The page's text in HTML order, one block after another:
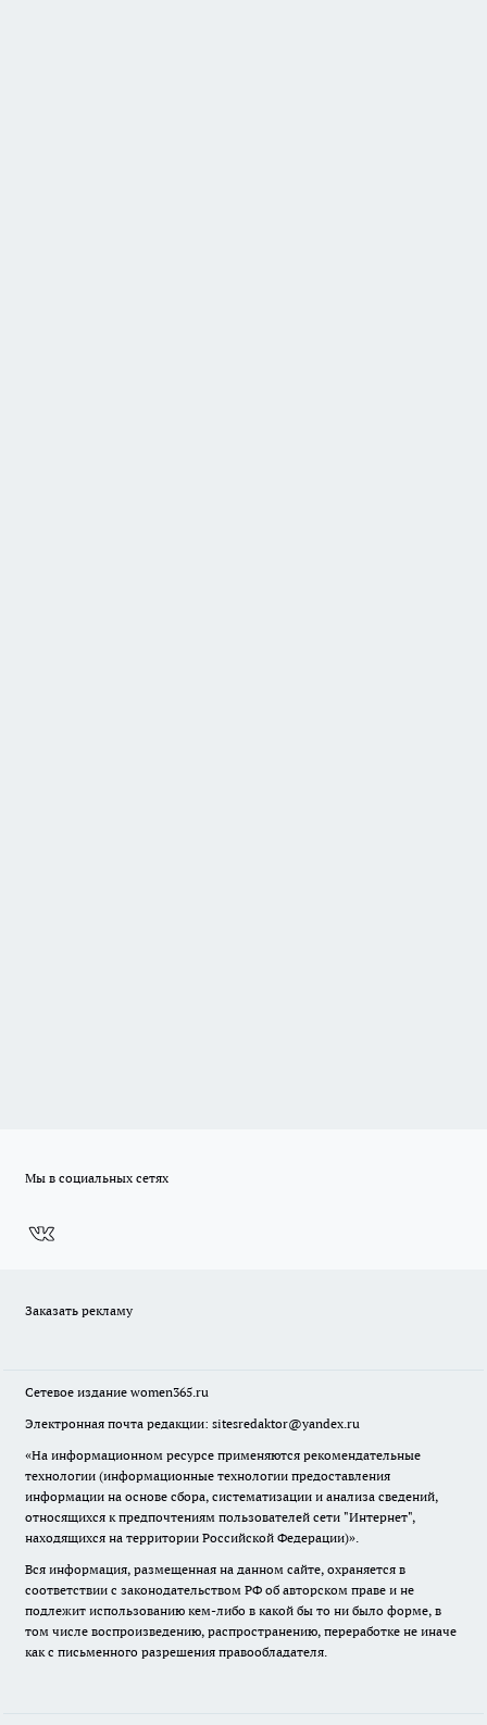
Мы в социальных сетях
Заказать рекламу
Сетевое издание women365.ru
Электронная почта редакции: sitesredaktor@yandex.ru
«На информационном ресурсе применяются рекомендательные
технологии (информационные технологии предоставления
информации на основе сбора, систематизации и анализа сведений,
относящихся к предпочтениям пользователей сети "Интернет",
находящихся на территории Российской Федерации)».
Вся информация, размещенная на данном сайте, охраняется в
соответствии с законодательством РФ об авторском праве и не
подлежит использованию кем-либо в какой бы то ни было форме, в
том числе воспроизведению, распространению, переработке не иначе
как с письменного разрешения правообладателя.